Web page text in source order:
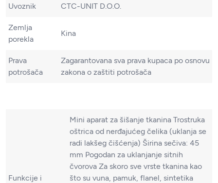
Uvoznik CTC-UNIT D.O.O.
Zemlja
porekla
Kina
Prava
potrošača
Zagarantovana sva prava kupaca po osnovu
zakona o zaštiti potrošača
Funkcije i
Mini aparat za šišanje tkanina Trostruka
oštrica od nerđajućeg čelika (uklanja se
radi lakšeg čišćenja) Širina sečiva: 45
mm Pogodan za uklanjanje sitnih
čvorova Za skoro sve vrste tkanina kao
što su vuna, pamuk, flanel, sintetika